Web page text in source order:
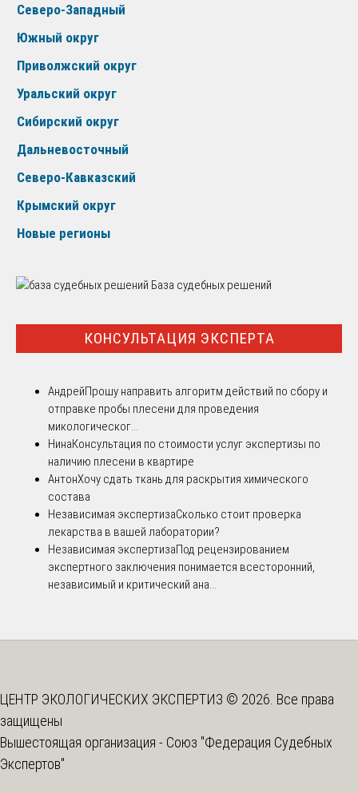
Северо-Западный
Южный округ
Приволжский округ
Уральский округ
Сибирский округ
Дальневосточный
Северо-Кавказский
Крымский округ
Новые регионы
База судебных решений
КОНСУЛЬТАЦИЯ ЭКСПЕРТА
АндрейПрошу направить алгоритм действий по сбору и
отправке пробы плесени для проведения
микологическог...
НинаКонсультация по стоимости услуг экспертизы по
наличию плесени в квартире
АнтонХочу сдать ткань для раскрытия химического
состава
Независимая экспертизаСколько стоит проверка
лекарства в вашей лаборатории?
Независимая экспертизаПод рецензированием
экспертного заключения понимается всесторонний,
независимый и критический ана...
ЦЕНТР ЭКОЛОГИЧЕСКИХ ЭКСПЕРТИЗ © 2026. Все права
защищены
Вышестоящая организация - Союз "Федерация Судебных
Экспертов"